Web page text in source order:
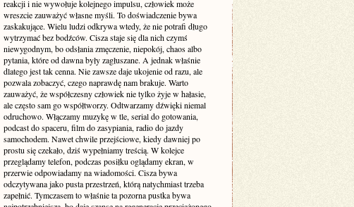
reakcji i nie wywołuje kolejnego impulsu, człowiek może
wreszcie zauważyć własne myśli. To doświadczenie bywa
zaskakujące. Wielu ludzi odkrywa wtedy, że nie potrafi długo
wytrzymać bez bodźców. Cisza staje się dla nich czymś
niewygodnym, bo odsłania zmęczenie, niepokój, chaos albo
pytania, które od dawna były zagłuszane. A jednak właśnie
dlatego jest tak cenna. Nie zawsze daje ukojenie od razu, ale
pozwala zobaczyć, czego naprawdę nam brakuje. Warto
zauważyć, że współczesny człowiek nie tylko żyje w hałasie,
ale często sam go współtworzy. Odtwarzamy dźwięki niemal
odruchowo. Włączamy muzykę w tle, serial do gotowania,
podcast do spaceru, film do zasypiania, radio do jazdy
samochodem. Nawet chwile przejściowe, kiedy dawniej po
prostu się czekało, dziś wypełniamy treścią. W kolejce
przeglądamy telefon, podczas posiłku oglądamy ekran, w
przerwie odpowiadamy na wiadomości. Cisza bywa
odczytywana jako pusta przestrzeń, którą natychmiast trzeba
zapełnić. Tymczasem to właśnie ta pozorna pustka bywa